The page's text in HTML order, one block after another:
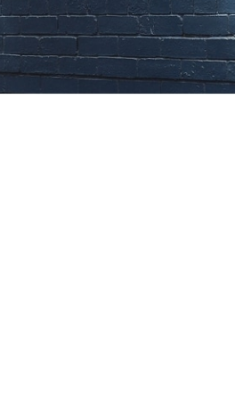
我们参加阿勇哥带
团的企鹅岛和酒庄
Puffing Billy 的路
线。在接洽过程